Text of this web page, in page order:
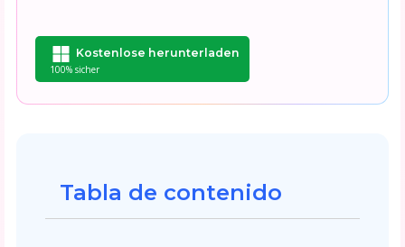
Kostenlose herunterladen
100% sicher
Tabla de contenido